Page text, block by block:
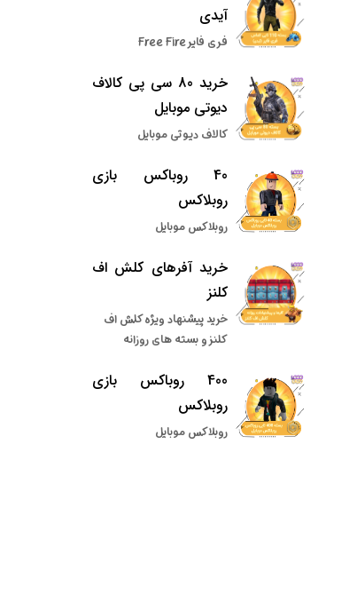
آیدی
فری فایر Free Fire
خرید 80 سی پی کالاف
دیوتی موبایل
کالاف دیوتی موبایل
40 روباکس بازی
روبلاکس
روبلاکس موبایل
خرید آفرهای کلش اف
کلنز
خرید پیشنهاد ویژه کلش اف
کلنز و بسته های روزانه
400 روباکس بازی
روبلاکس
روبلاکس موبایل